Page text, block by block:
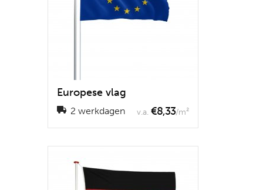
Europese vlag
2 werkdagen v.a. €8,33/m²